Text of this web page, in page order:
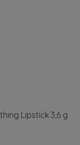
Lipstick 3,6 g